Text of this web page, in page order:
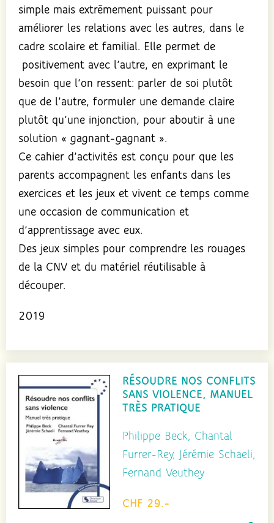
simple mais extrêmement puissant pour
améliorer les relations avec les autres, dans le
cadre scolaire et familial. Elle permet de
positivement avec l’autre, en exprimant le
besoin que l’on ressent: parler de soi plutôt
que de l’autre, formuler une demande claire
plutôt qu’une injonction, pour aboutir à une
solution « gagnant-gagnant ».
Ce cahier d’activités est conçu pour que les
parents accompagnent les enfants dans les
exercices et les jeux et vivent ce temps comme
une occasion de communication et
d’apprentissage avec eux.
Des jeux simples pour comprendre les rouages
de la CNV et du matériel réutilisable à
découper.
2019
RÉSOUDRE NOS CONFLITS
SANS VIOLENCE, MANUEL
TRÈS PRATIQUE
Philippe Beck, Chantal
Furrer-Rey, Jérémie Schaeli,
Fernand Veuthey
CHF 29.-